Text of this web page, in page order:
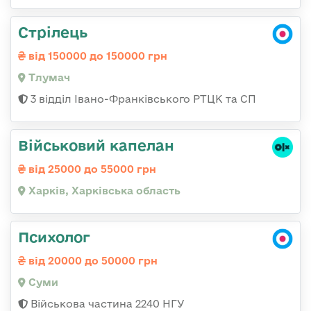
Стрілець
від 150000 до 150000 грн
Тлумач
3 відділ Івано-Франківського РТЦК та СП
Військовий капелан
від 25000 до 55000 грн
Харків, Харківська область
Психолог
від 20000 до 50000 грн
Суми
Військова частина 2240 НГУ